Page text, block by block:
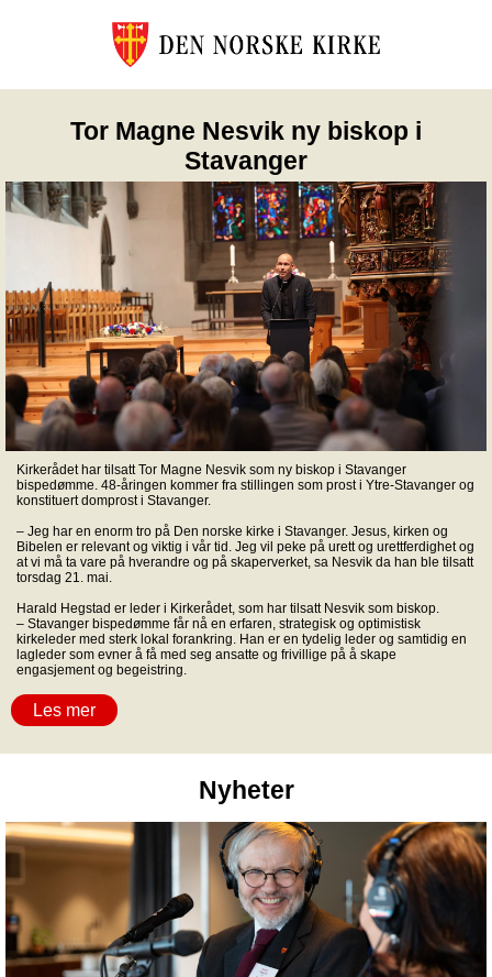
Tor Magne Nesvik ny biskop i
Stavanger
Kirkerådet har tilsatt Tor Magne Nesvik som ny biskop i Stavanger
bispedømme. 48-åringen kommer fra stillingen som prost i Ytre-Stavanger og
konstituert domprost i Stavanger.
– Jeg har en enorm tro på Den norske kirke i Stavanger. Jesus, kirken og
Bibelen er relevant og viktig i vår tid. Jeg vil peke på urett og urettferdighet og
at vi må ta vare på hverandre og på skaperverket, sa Nesvik da han ble tilsatt
torsdag 21. mai.
Harald Hegstad er leder i Kirkerådet, som har tilsatt Nesvik som biskop.
– Stavanger bispedømme får nå en erfaren, strategisk og optimistisk
kirkeleder med sterk lokal forankring. Han er en tydelig leder og samtidig en
lagleder som evner å få med seg ansatte og frivillige på å skape
engasjement og begeistring.
Les mer
Nyheter